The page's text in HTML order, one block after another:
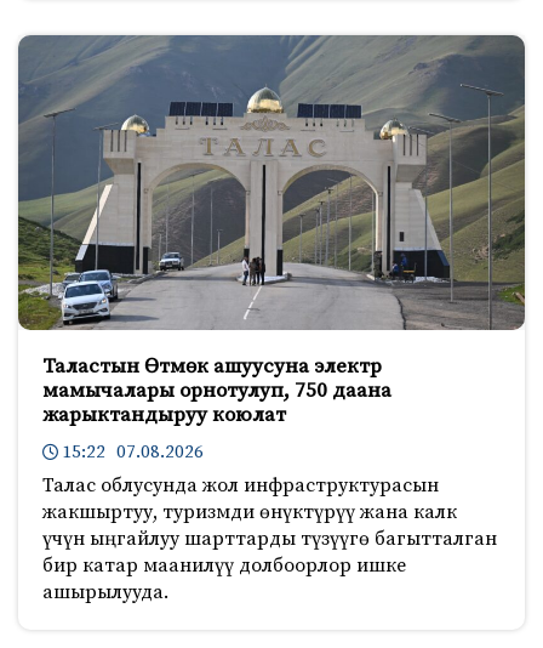
Таластын Өтмөк ашуусуна электр
мамычалары орнотулуп, 750 даана
жарыктандыруу коюлат
15:22 07.08.2026
Талас облусунда жол инфраструктурасын
жакшыртуу, туризмди өнүктүрүү жана калк
үчүн ыңгайлуу шарттарды түзүүгө багытталган
бир катар маанилүү долбоорлор ишке
ашырылууда.